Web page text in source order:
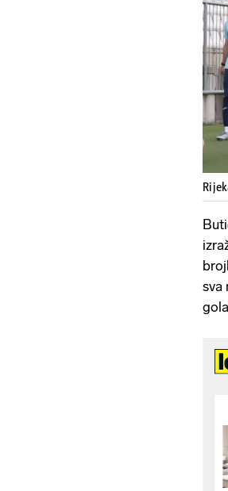
sva